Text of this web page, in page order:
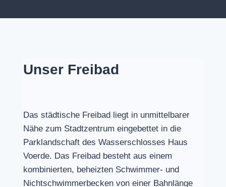
Unser Freibad
Das städtische Freibad liegt in unmittelbarer
Nähe zum Stadtzentrum eingebettet in die
Parklandschaft des Wasserschlosses Haus
Voerde. Das Freibad besteht aus einem
kombinierten, beheizten Schwimmer- und
Nichtschwimmerbecken von einer Bahnlänge